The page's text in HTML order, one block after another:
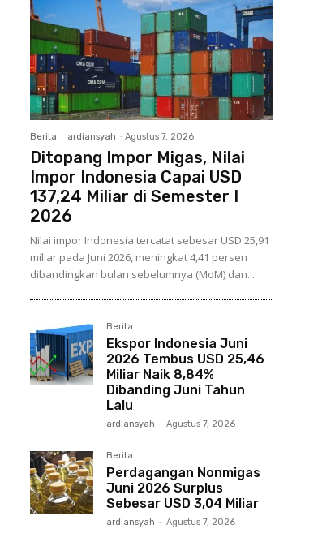
Berita ardiansyah - Agustus 7, 2026
Ditopang Impor Migas, Nilai
Impor Indonesia Capai USD
137,24 Miliar di Semester I
2026
Nilai impor Indonesia tercatat sebesar USD 25,91
miliar pada Juni 2026, meningkat 4,41 persen
dibandingkan bulan sebelumnya (MoM) dan...
Berita
Ekspor Indonesia Juni
2026 Tembus USD 25,46
Miliar Naik 8,84%
Dibanding Juni Tahun
Lalu
ardiansyah - Agustus 7, 2026
Berita
Perdagangan Nonmigas
Juni 2026 Surplus
Sebesar USD 3,04 Miliar
ardiansyah - Agustus 7, 2026